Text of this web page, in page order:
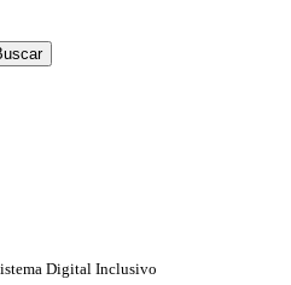
Digital Inclusivo